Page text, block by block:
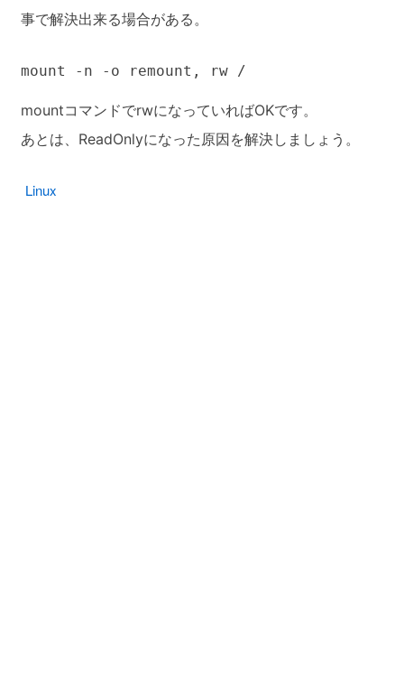
事で解決出来る場合がある。
mount -n -o remount, rw /
mountコマンドでrwになっていればOKです。
あとは、ReadOnlyになった原因を解決しましょう。
Linux